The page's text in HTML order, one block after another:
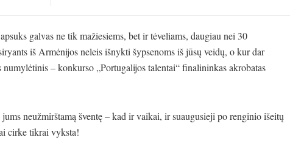
galvas ne tik mažiesiems, bet ir tėveliams, daugiau nei 30
iš Armėnijos neleis išnykti šypsenoms iš jūsų veidų, o kur dar
– konkurso „Portugalijos talentai“ finalininkas akrobatas
neužmirštamą šventę – kad ir vaikai, ir suaugusieji po renginio išeitų
cirke tikrai vyksta!